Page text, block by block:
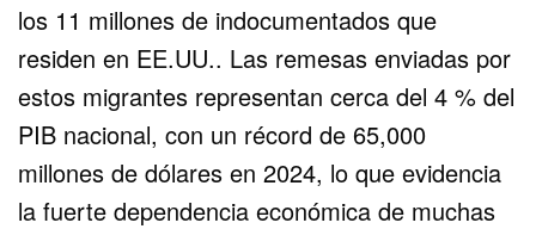
los 11 millones de indocumentados que
residen en EE.UU.. Las remesas enviadas por
estos migrantes representan cerca del 4 % del
PIB nacional, con un récord de 65,000
millones de dólares en 2024, lo que evidencia
la fuerte dependencia económica de muchas